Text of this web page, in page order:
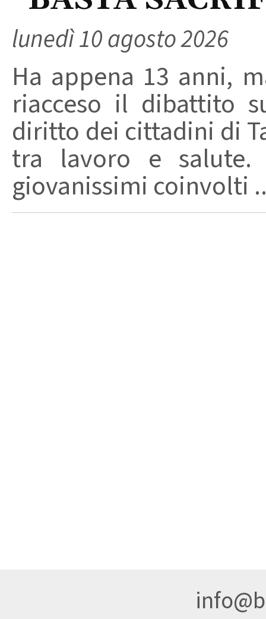
lunedì 10 agosto 2026
Ha appena 13 anni,
riacceso il dibattito
diritto dei cittadini di
tra lavoro e salute.
giovanissimi coinvolti